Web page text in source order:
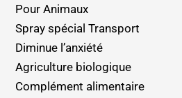
Pour Animaux
Spray spécial Transport
Diminue l’anxiété
Agriculture biologique
Complément alimentaire